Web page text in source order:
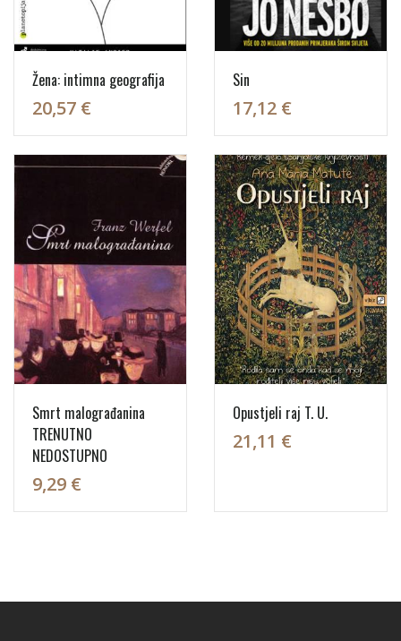
Žena: intimna geografija
20,57 €
Sin
17,12 €
Smrt malograđanina
TRENUTNO
NEDOSTUPNO
9,29 €
Opustjeli raj T. U.
21,11 €